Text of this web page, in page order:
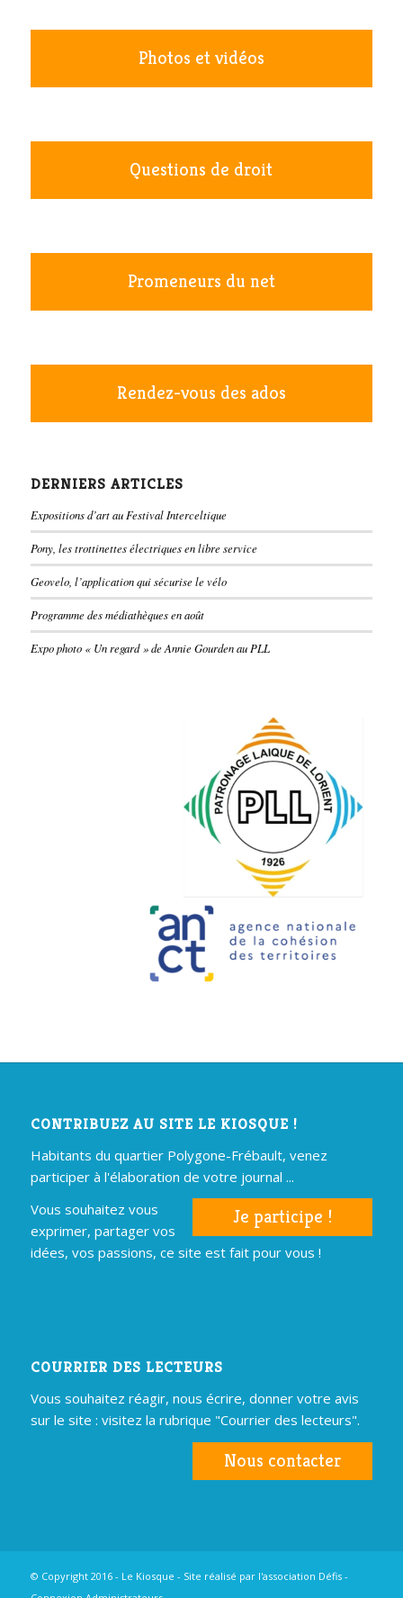
Photos et vidéos
Questions de droit
Promeneurs du net
Rendez-vous des ados
DERNIERS ARTICLES
Expositions d’art au Festival Interceltique
Pony, les trottinettes électriques en libre service
Geovelo, l’application qui sécurise le vélo
Programme des médiathèques en août
Expo photo « Un regard » de Annie Gourden au PLL
CONTRIBUEZ AU SITE LE KIOSQUE !
Habitants du quartier Polygone-Frébault, venez
participer à l'élaboration de votre journal ...
Je participe !
Vous souhaitez vous
exprimer, partager vos
idées, vos passions, ce site est fait pour vous !
COURRIER DES LECTEURS
Vous souhaitez réagir, nous écrire, donner votre avis
sur le site : visitez la rubrique "Courrier des lecteurs".
Nous contacter
© Copyright 2016 - Le Kiosque - Site réalisé par l'association Défis-